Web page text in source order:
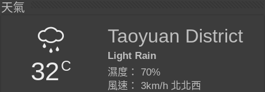
天氣
32C
Taoyuan District
Light Rain
濕度： 70%
風速： 3km/h 北北西